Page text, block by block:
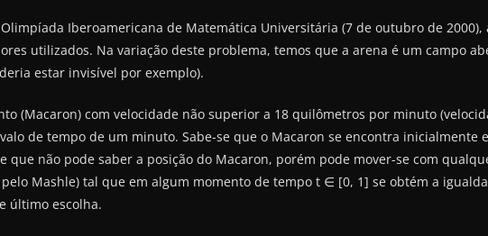
Iberoamericana de Matemática Universitária (7 de outubro de
utilizados. Na variação deste problema, temos que a arena é um campo
estar invisível por exemplo).
(Macaron) com velocidade não superior a 18 quilômetros por minuto
de tempo de um minuto. Sabe-se que o Macaron se encontra inicialmente
que não pode saber a posição do Macaron, porém pode mover-se com
Mashle) tal que em algum momento de tempo t ∈ [0, 1] se obtém a
último escolha.